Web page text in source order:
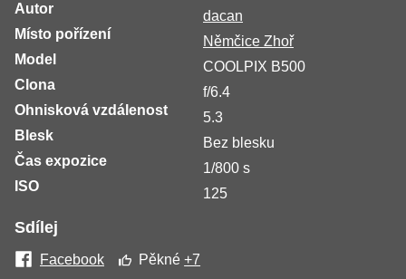
Autor
dacan
Místo pořízení
Němčice Zhoř
Model
COOLPIX B500
Clona
f/6.4
Ohnisková vzdálenost
5.3
Blesk
Bez blesku
Čas expozice
1/800 s
ISO
125
Sdílej
Facebook Pěkné+7